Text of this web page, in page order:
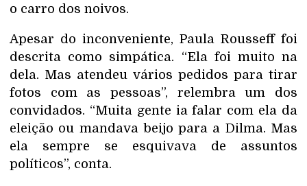
o carro dos noivos.
Apesar do inconveniente, Paula Rousseff foi
descrita como simpática. “Ela foi muito na
dela. Mas atendeu vários pedidos para tirar
fotos com as pessoas”, relembra um dos
convidados. “Muita gente ia falar com ela da
eleição ou mandava beijo para a Dilma. Mas
ela sempre se esquivava de assuntos
políticos”, conta.